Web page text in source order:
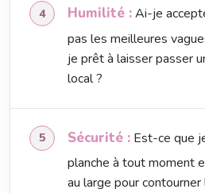
Humilité :Ai-je
pas les meilleures
je prêt à laisser passer
local ?
Sécurité : Est-ce que
planche à tout moment
au large pour